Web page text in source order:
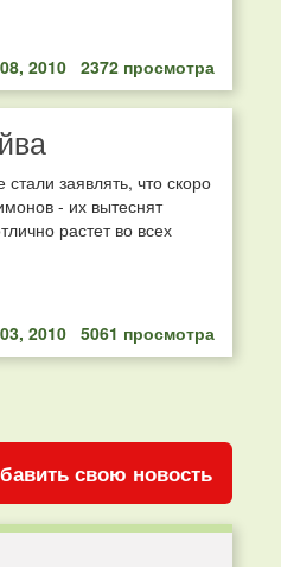
2010 2372 просмотра
заявлять, что скоро
- их вытеснят
растет во всех
2010 5061 просмотра
свою новость